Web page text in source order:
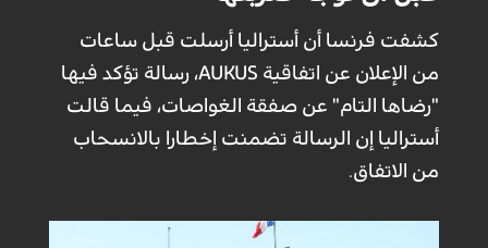
كشفت فرنسا أن أستراليا أرسلت قبل ساعات
من الإعلان عن اتفاقية AUKUS، رسالة تؤكد فيها
"رضاها التام" عن صفقة الغواصات، فيما قالت
أستراليا إن الرسالة تضمنت إخطارا بالانسحاب
من الاتفاق.